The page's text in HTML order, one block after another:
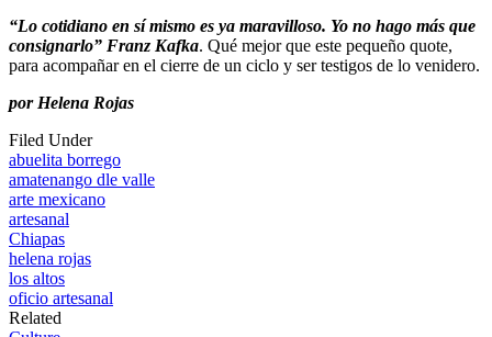
“Lo cotidiano en sí mismo es ya maravilloso. Yo no hago más que
consignarlo” Franz Kafka. Qué mejor que este pequeño quote,
para acompañar en el cierre de un ciclo y ser testigos de lo venidero.
por Helena Rojas
Filed Under
abuelita borrego
amatenango dle valle
arte mexicano
artesanal
Chiapas
helena rojas
los altos
oficio artesanal
Related